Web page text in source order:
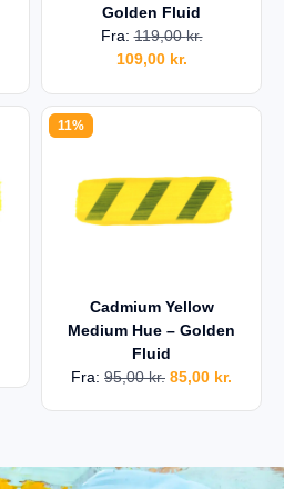
Golden Fluid
Fra:119,00kr.
109,00 kr.
11%
Cadmium Yellow
Medium Hue – Golden
Fluid
Fra: 95,00kr. 85,00 kr.